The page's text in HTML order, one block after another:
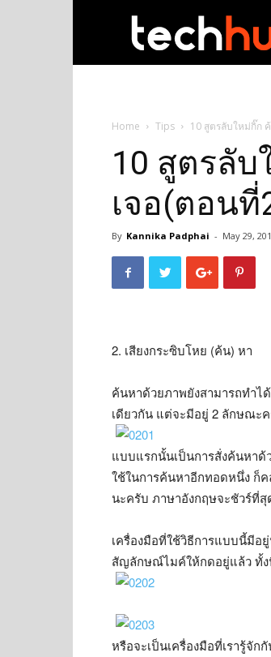
Home Tips 10 สูตรลับใหม่กิ๊ก
10 สูตรลั
เจอ(ตอนที่
By Kannika Padphai - May 29,
2. เสียงกระซิบโหย (ค้น) หา
ค้นหาด้วยภาพยังสามารถทำไ
เดียวกัน แต่จะมีอยู่ 2 ลักษณะ
แบบแรกนั้นเป็นการสั่งค้นหาด้
ใช้ในการค้นหาอีกทอดหนึ่ง ก็
นะครับ ภาษาอังกฤษจะชัวร์ที่สุ
เครื่องมือที่ใช้วิธีการแบบนี้มีอ
สัญลักษณ์ไมค์ให้กดอยู่แล้ว ทั้ง
หรือจะเป็นเครื่องมือที่เรารู้จั